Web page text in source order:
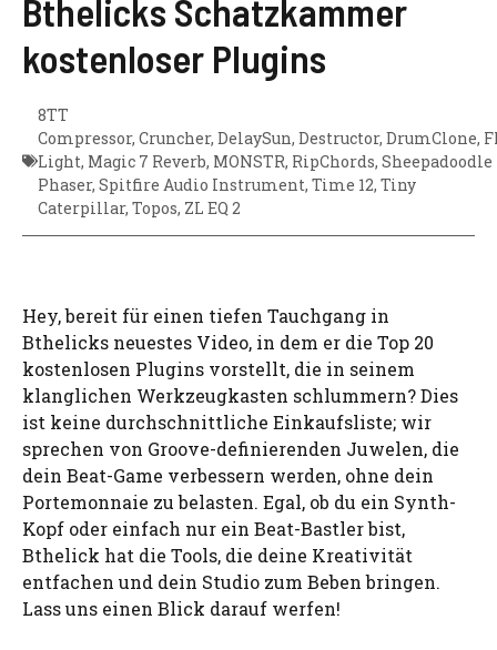
Bthelicks Schatzkammer
kostenloser Plugins
8TT
Compressor, Cruncher, DelaySun, Destructor, DrumClone,
Light, Magic 7 Reverb, MONSTR, RipChords, Sheepadoodle
Phaser, Spitfire Audio Instrument, Time 12, Tiny
Caterpillar, Topos, ZL EQ 2
Hey, bereit für einen tiefen Tauchgang in
Bthelicks neuestes Video, in dem er die Top 20
kostenlosen Plugins vorstellt, die in seinem
klanglichen Werkzeugkasten schlummern? Dies
ist keine durchschnittliche Einkaufsliste; wir
sprechen von Groove-definierenden Juwelen, die
dein Beat-Game verbessern werden, ohne dein
Portemonnaie zu belasten. Egal, ob du ein Synth-
Kopf oder einfach nur ein Beat-Bastler bist,
Bthelick hat die Tools, die deine Kreativität
entfachen und dein Studio zum Beben bringen.
Lass uns einen Blick darauf werfen!